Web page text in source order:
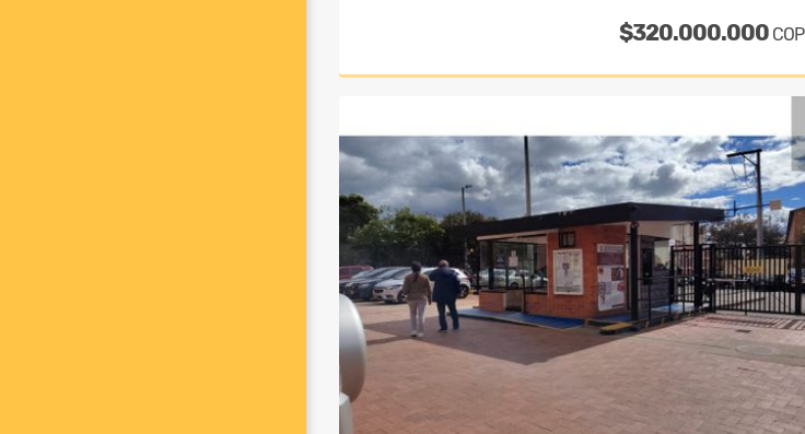
$320.000.000 COP